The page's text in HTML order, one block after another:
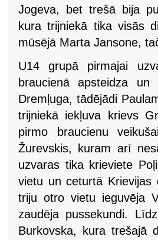
Jogeva, bet trešā bija
kura trijniekā tika visās
mūsējā Marta Jansone,
U14 grupā pirmajai
braucienā apsteidza
Dremļuga, tādējādi
trijniekā iekļuva krievs
pirmo braucienu
Žurevskis, kuram arī
uzvaras tika krieviete
vietu un ceturtā Krievijas
triju otro vietu ieguvēja
zaudēja pussekundi.
Burkovska, kura trešajā